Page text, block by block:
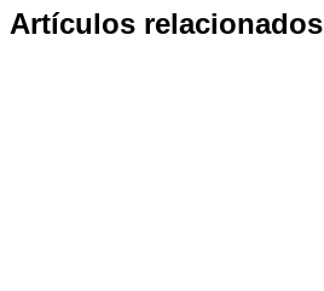
Artículos relacionados